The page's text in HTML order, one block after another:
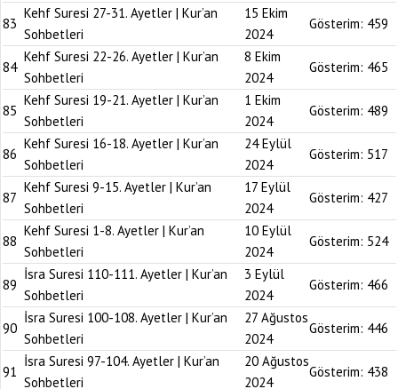
83
Kehf Suresi 27-31. Ayetler | Kur’an
Sohbetleri
15 Ekim
2024
Gösterim: 459
84
Kehf Suresi 22-26. Ayetler | Kur’an
Sohbetleri
8 Ekim
2024
Gösterim: 465
85
Kehf Suresi 19-21. Ayetler | Kur’an
Sohbetleri
1 Ekim
2024
Gösterim: 489
86
Kehf Suresi 16-18. Ayetler | Kur’an
Sohbetleri
24 Eylül
2024
Gösterim: 517
87
Kehf Suresi 9-15. Ayetler | Kur’an
Sohbetleri
17 Eylül
2024
Gösterim: 427
88
Kehf Suresi 1-8. Ayetler | Kur’an
Sohbetleri
10 Eylül
2024
Gösterim: 524
89
İsra Suresi 110-111. Ayetler | Kur’an
Sohbetleri
3 Eylül
2024
Gösterim: 466
90
İsra Suresi 100-108. Ayetler | Kur’an
Sohbetleri
27 Ağustos
2024
Gösterim: 446
91
İsra Suresi 97-104. Ayetler | Kur’an
Sohbetleri
20 Ağustos
2024
Gösterim: 438